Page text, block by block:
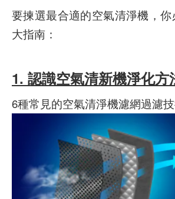
要揀選最合適的空氣清淨機，
大指南：
1. 認識空氣清新機淨化方
6種常見的空氣清淨機濾網過濾技